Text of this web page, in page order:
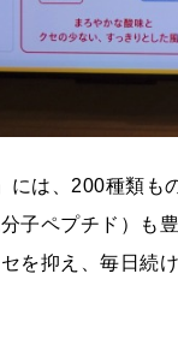
には、200種類
子ペプチド）も
を抑え、毎日続